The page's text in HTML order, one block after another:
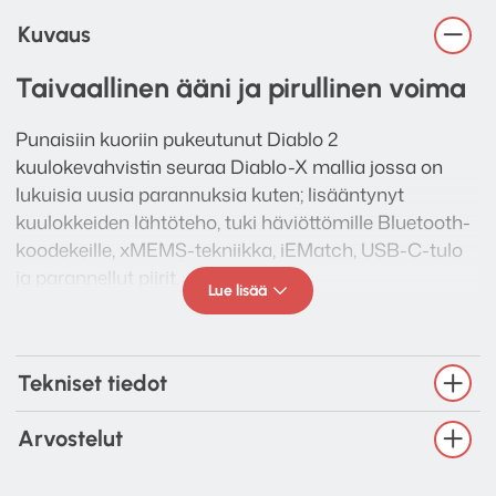
Kuvaus
Taivaallinen ääni ja pirullinen voima
Punaisiin kuoriin pukeutunut Diablo 2
kuulokevahvistin seuraa Diablo-X mallia jossa on
lukuisia uusia parannuksia kuten; lisääntynyt
kuulokkeiden lähtöteho, tuki häviöttömille Bluetooth-
koodekeille, xMEMS-tekniikka, iEMatch, USB-C-tulo
ja parannellut piirit.
Audiofiili käyttäjille suunnattu Diablo 2 sisälle
kätkeytyy huomiot useampien erilaisten kuulokkeiden
koti- ja mobiili käyttöön. Diablo 2 tarjoaa molempien
maailmojen parhaat puolet tehokkaalla 5 180 mW:n
maksimilähdöllä ja balansoidulla kaksoismonopiirillä
Lue lisää
Tekniset tiedot
Arvostelut